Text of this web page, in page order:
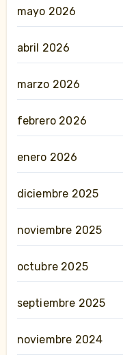
mayo 2026
abril 2026
marzo 2026
febrero 2026
enero 2026
diciembre 2025
noviembre 2025
octubre 2025
septiembre 2025
noviembre 2024